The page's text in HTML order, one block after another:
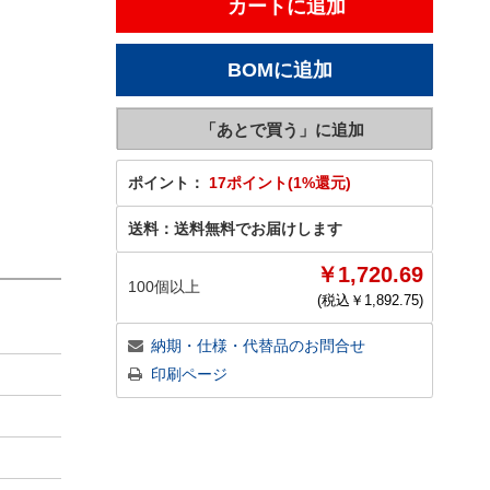
ポイント： 17ポイント(1%還元)
送料： 送料無料でお届けします
100個以上 ￥1,720.69
(税込￥ 1,892.75)
納期・仕様・代替品のお問合せ
印刷ページ